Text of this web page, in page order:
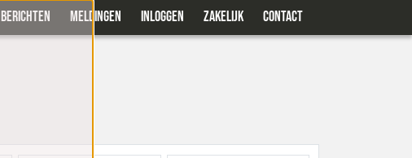
BERICHTEN MELDINGEN INLOGGEN ZAKELIJK CONTACT